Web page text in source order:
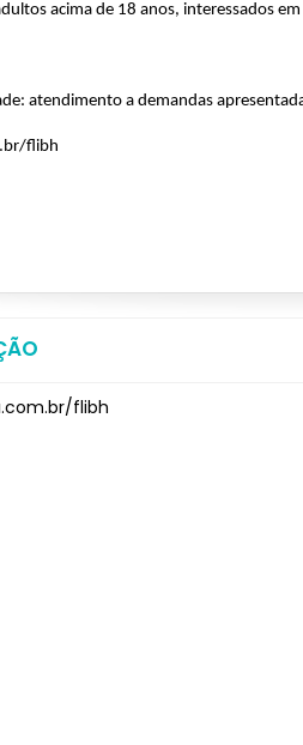
acima de 18 anos, interessados
atendimento a demandas
flibh
flibh